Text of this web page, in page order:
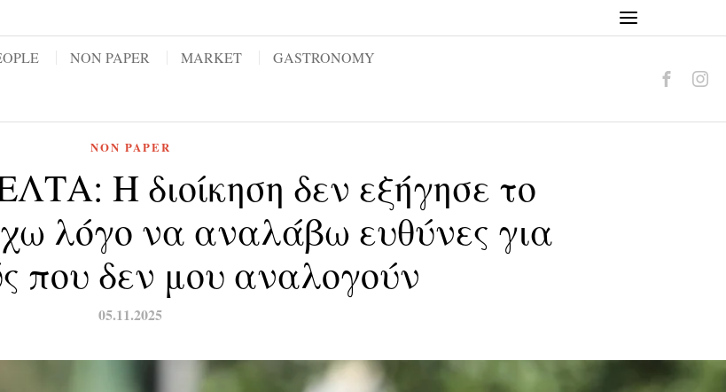
NON PAPER MARKET GASTRONOMY
NON PAPER
Η διοίκηση δεν εξήγησε το
λόγο να αναλάβω ευθύνες για
που δεν μου αναλογούν
05.11.2025